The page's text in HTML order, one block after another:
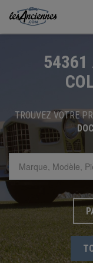
54361
TROUVEZ VOTRE
DOC